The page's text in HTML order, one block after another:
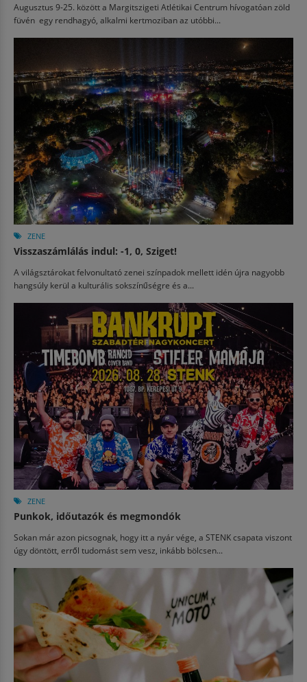
Augusztus 9-25. között a Margitszigeti Atlétikai Centrum hívogatóan zöld
füvén egy rendhagyó, alkalmi kertmoziban az utóbbi...
ZENE
Visszaszámlálás indul: -1, 0, Sziget!
A világsztárokat felvonultató zenei színpadok mellett idén újra nagyobb
hangsúly kerül a kulturális sokszínűségre és a...
ZENE
Punkok, időutazók és megmondók
Sokan már azon picsognak, hogy itt a nyár vége, a STENK csapata viszont
úgy döntött, erről tudomást sem vesz, inkább bölcsen...